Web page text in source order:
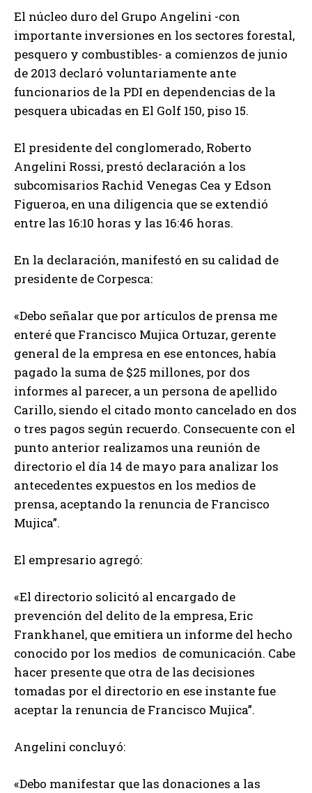
El núcleo duro del Grupo Angelini -con
importante inversiones en los sectores forestal,
pesquero y combustibles- a comienzos de junio
de 2013 declaró voluntariamente ante
funcionarios de la PDI en dependencias de la
pesquera ubicadas en El Golf 150, piso 15.
El presidente del conglomerado, Roberto
Angelini Rossi, prestó declaración a los
subcomisarios Rachid Venegas Cea y Edson
Figueroa, en una diligencia que se extendió
entre las 16:10 horas y las 16:46 horas.
En la declaración, manifestó en su calidad de
presidente de Corpesca:
«Debo señalar que por artículos de prensa me
enteré que Francisco Mujica Ortuzar, gerente
general de la empresa en ese entonces, había
pagado la suma de $25 millones, por dos
informes al parecer, a un persona de apellido
Carillo, siendo el citado monto cancelado en dos
o tres pagos según recuerdo. Consecuente con el
punto anterior realizamos una reunión de
directorio el día 14 de mayo para analizar los
antecedentes expuestos en los medios de
prensa, aceptando la renuncia de Francisco
Mujica”.
El empresario agregó:
«El directorio solicitó al encargado de
prevención del delito de la empresa, Eric
Frankhanel, que emitiera un informe del hecho
conocido por los medios de comunicación. Cabe
hacer presente que otra de las decisiones
tomadas por el directorio en ese instante fue
aceptar la renuncia de Francisco Mujica”.
Angelini concluyó:
«Debo manifestar que las donaciones a las